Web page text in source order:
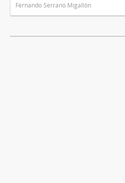
Fernando Serrano Migallón